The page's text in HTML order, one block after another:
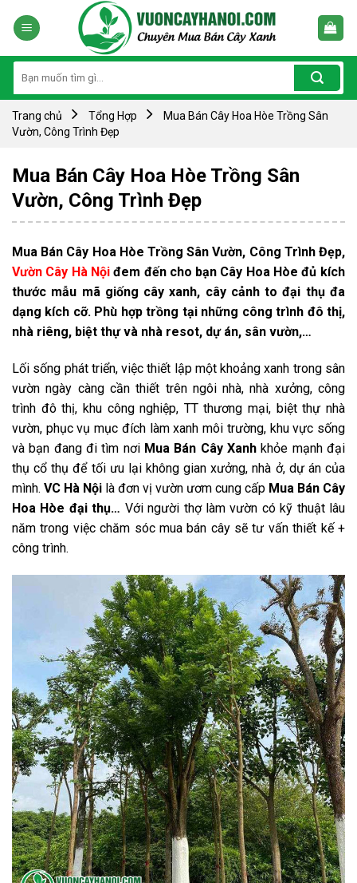
kiếm:
Trang chủ Tổng Hợp
Mua Bán Cây Hoa Hòe Trồng Sân
Vườn, Công Trình Đẹp
Mua Bán Cây Hoa Hòe Trồng Sân
Vườn, Công Trình Đẹp
Mua Bán Cây Hoa Hòe Trồng Sân Vườn, Công Trình Đẹp,
Vườn Cây Hà Nộiđem đến cho bạn Cây Hoa Hòe đủ kích
thước mẫu mã giống cây xanh, cây cảnh to đại thụ đa
dạng kích cỡ. Phù hợp trồng tại những công trình đô thị,
nhà riêng, biệt thự và nhà resot, dự án, sân vườn,…
Lối sống phát triển, việc thiết lập một khoảng xanh trong sân
vườn ngày càng cần thiết trên ngôi nhà, nhà xưởng, công
trình đô thị, khu công nghiệp, TT thương mại, biệt thự nhà
vườn, phục vụ mục đích làm xanh môi trường, khu vực sống
và bạn đang đi tìm nơi Mua Bán Cây Xanh khỏe mạnh đại
thụ cổ thụ để tối ưu lại không gian xưởng, nhà ở, dự án của
mình. VC Hà Nội là đơn vị vườn ươm cung cấp Mua Bán Cây
Hoa Hòe đại thụ… Với người thợ làm vườn có kỹ thuật lâu
năm trong việc chăm sóc mua bán cây sẽ tư vấn thiết kế +
công trình.